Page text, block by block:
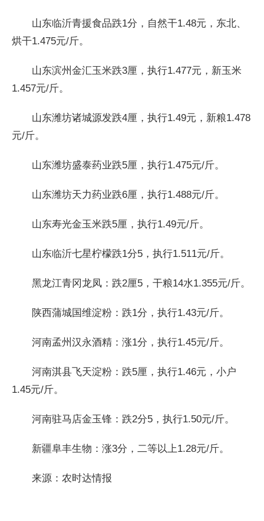
山东临沂青援食品跌1分，自然干1.48元，东北、
烘干1.475元/斤。
山东滨州金汇玉米跌3厘，执行1.477元，新玉米
1.457元/斤。
山东潍坊诸城源发跌4厘，执行1.49元，新粮1.478
元/斤。
山东潍坊盛泰药业跌5厘，执行1.475元/斤。
山东潍坊天力药业跌6厘，执行1.488元/斤。
山东寿光金玉米跌5厘，执行1.49元/斤。
山东临沂七星柠檬跌1分5，执行1.511元/斤。
黑龙江青冈龙凤：跌2厘5，干粮14水1.355元/斤。
陕西蒲城国维淀粉：跌1分，执行1.43元/斤。
河南孟州汉永酒精：涨1分，执行1.45元/斤。
河南淇县飞天淀粉：跌5厘，执行1.46元，小户
1.45元/斤。
河南驻马店金玉锋：跌2分5，执行1.50元/斤。
新疆阜丰生物：涨3分，二等以上1.28元/斤。
来源：农时达情报